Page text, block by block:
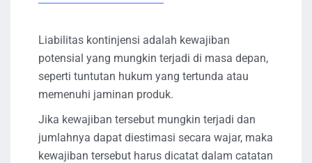
Liabilitas kontinjensi adalah kewajiban
potensial yang mungkin terjadi di masa depan,
seperti tuntutan hukum yang tertunda atau
memenuhi jaminan produk.
Jika kewajiban tersebut mungkin terjadi dan
jumlahnya dapat diestimasi secara wajar, maka
kewajiban tersebut harus dicatat dalam catatan